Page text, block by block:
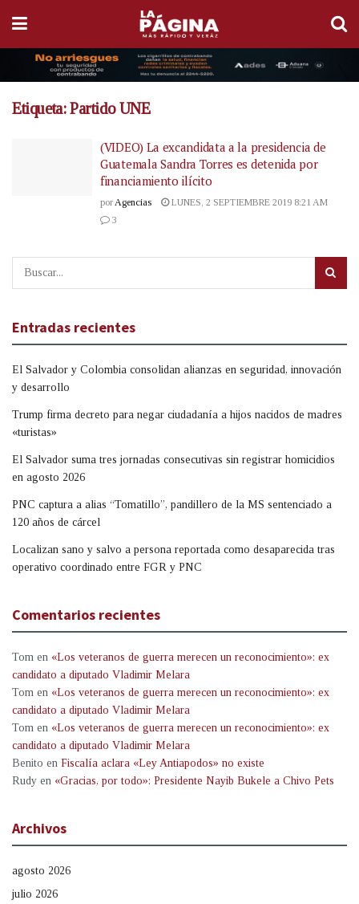
Etiqueta:Partido UNE
(VIDEO) La excandidata a la presidencia de
Guatemala Sandra Torres es detenida por
financiamiento ilícito
por Agencias
LUNES, 2 SEPTIEMBRE 2019 8:21 AM
3
Entradas recientes
El Salvador y Colombia consolidan alianzas en seguridad, innovación
y desarrollo
Trump firma decreto para negar ciudadanía a hijos nacidos de madres
«turistas»
El Salvador suma tres jornadas consecutivas sin registrar homicidios
en agosto 2026
PNC captura a alias “Tomatillo”, pandillero de la MS sentenciado a
120 años de cárcel
Localizan sano y salvo a persona reportada como desaparecida tras
operativo coordinado entre FGR y PNC
Comentarios recientes
Tom en «Los veteranos de guerra merecen un reconocimiento»: ex
candidato a diputado Vladimir Melara
Tom en «Los veteranos de guerra merecen un reconocimiento»: ex
candidato a diputado Vladimir Melara
Tom en «Los veteranos de guerra merecen un reconocimiento»: ex
candidato a diputado Vladimir Melara
Benito en Fiscalía aclara «Ley Antiapodos» no existe
Rudy en «Gracias, por todo»: Presidente Nayib Bukele a Chivo Pets
Archivos
agosto 2026
julio 2026